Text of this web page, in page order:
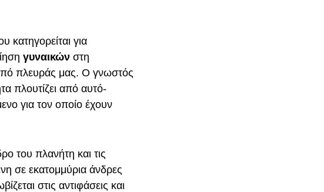
για
γυναικών στη
από πλευράς μας. Ο γνωστός
πλουτίζει από αυτό-
για τον οποίο έχουν
του πλανήτη και τις
σε εκατομμύρια άνδρες
στις αντιφάσεις και